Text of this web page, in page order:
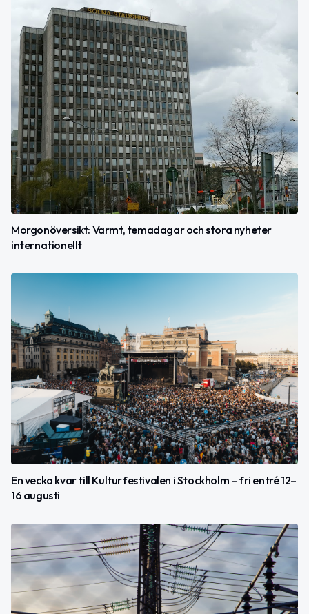
Morgonöversikt: Varmt, temadagar och stora nyheter
internationellt
En vecka kvar till Kulturfestivalen i Stockholm – fri entré 12–
16 augusti